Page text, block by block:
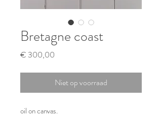
Bretagne coast
€ 300,00
Niet op voorraad
oil on canvas.